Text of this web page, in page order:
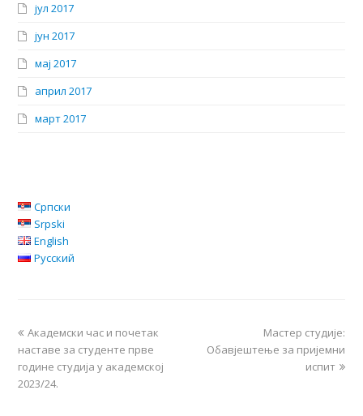
јул 2017
јун 2017
мај 2017
април 2017
март 2017
Српски
Srpski
English
Русский
Академски час и почетак
наставе за студенте прве
године студија у академској
2023/24.
Мастер студије:
Обавјештење за пријемни
испит